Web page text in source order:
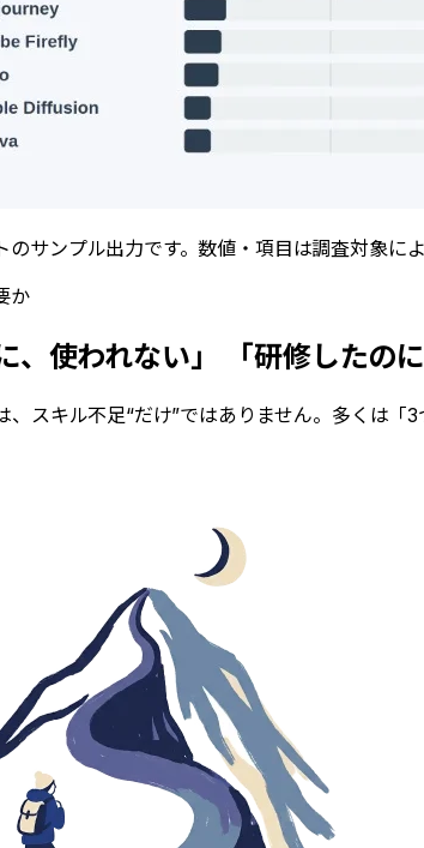
サンプル出力です。数値・項目は調査対象によ
か
、使われない」 「研修したの
スキル不足“だけ”ではありません。多くは「3